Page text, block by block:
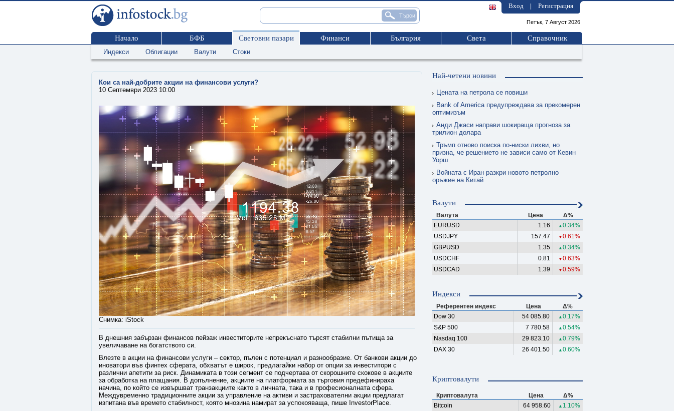
Вход Регистрация
Петък, 7 Август 2026
Начало БФБ Световни пазари Финанси България Света Справочник
Индекси Облигации Валути Стоки
Кои са най-добрите акции на финансови услуги?
10 Септември 2023 10:00
Снимка: iStock
В днешния забързан финансов пейзаж инвеститорите непрекъснато търсят стабилни пътища за
увеличаване на богатството си.
Влезте в акции на финансови услуги – сектор, пълен с потенциал и разнообразие. От банкови акции до
иноватори във финтех сферата, обхватът е широк, предлагайки набор от опции за инвеститори с
различни апетити за риск. Динамиката в този сегмент се подчертава от скорошните скокове в акциите
за обработка на плащания. В допълнение, акциите на платформата за търговия предефинираха
начина, по който се извършват транзакциите както в личната, така и в професионалната сфера.
Междувременно традиционните акции за управление на активи и застрахователни акции предлагат
изпитана във времето стабилност, която мнозина намират за успокояваща, пише InvestorPlace.
Най-четени новини
Цената на петрола се повиши
Bank of America предупреждава за прекомерен
оптимизъм
Анди Джаси направи шокираща прогноза за
трилион долара
Тръмп отново поиска по-ниски лихви, но
призна, че решението не зависи само от Кевин
Уорш
Войната с Иран разкри новото петролно
оръжие на Китай
Валути
Валута Цена
Δ%
EURUSD
1.16 ▲ 0.34%
USDJPY
157.47 ▼ 0.61%
GBPUSD
1.35 ▲ 0.34%
USDCHF
0.81 ▼ 0.63%
USDCAD
1.39 ▼ 0.59%
Индекси
Референтен индекс Цена
Δ%
Dow 30
54 085.80 ▲ 0.17%
S&P 500
7 780.58 ▲ 0.54%
Nasdaq 100
29 823.10 ▲ 0.79%
DAX 30
26 401.50 ▲ 0.60%
Криптовалути
Криптовалута Цена
Δ%
Bitcoin
64 958.60 ▲ 1.10%